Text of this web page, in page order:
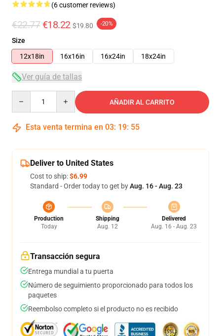
(6 customer reviews)
€22.77 €18.22 $19.80 -20%
Size
12x18in
16x16in 16x24in 18x24in
Ver guía de tallas
AÑADIR AL CARRITO
Esta venta termina en 03: 19: 54
Deliver to United States
Cost to ship:$6.99
Standard - Order today to get byAug. 16 - Aug. 23
Production
Today
Shipping
Aug. 12
Delivered
Aug. 16 - Aug. 23
Transacción segura
Entrega mundial a tu puerta
Número de seguimiento proporcionado para todos los
paquetes
Reembolso completo si el producto no es recibido